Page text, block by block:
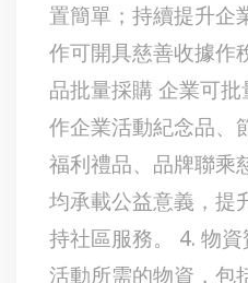
置簡單；持續提升企
作可開具慈善收據作
品批量採購 企業可
作企業活動紀念品、
福利禮品、品牌聯乘
均承載公益意義，提
持社區服務。 4. 物
活動所需的物資，包